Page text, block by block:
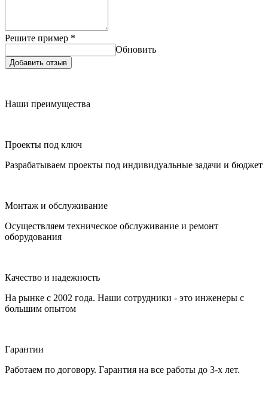
Решите пример *
Обновить
Добавить отзыв
Наши преимущества
Проекты под ключ
Разрабатываем проекты под индивидуальные задачи и бюджет
Монтаж и обслуживание
Осуществляем техническое обслуживание и ремонт
оборудования
Качество и надежность
На рынке с 2002 года. Наши сотрудники - это инженеры с
большим опытом
Гарантии
Работаем по договору. Гарантия на все работы до 3-х лет.